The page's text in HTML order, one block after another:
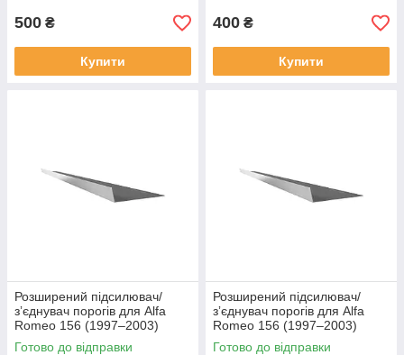
500 ₴
Купити
400 ₴
Купити
Розширений підсилювач/
зʼєднувач порогів для Alfa
Romeo 156 (1997–2003)
Готово до відправки
Розширений підсилювач/
зʼєднувач порогів для Alfa
Romeo 156 (1997–2003)
сталь
Готово до відправки